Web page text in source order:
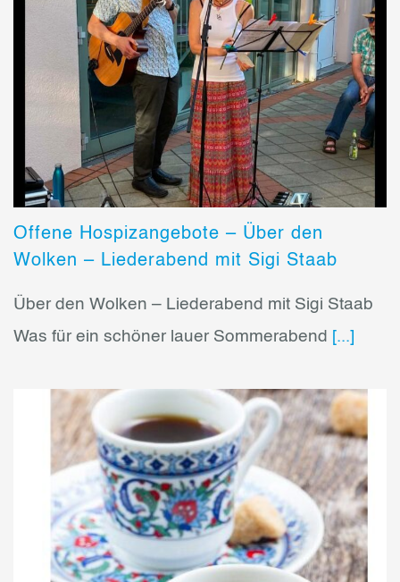
Offene Hospizangebote – Über den
Wolken – Liederabend mit Sigi Staab
Über den Wolken – Liederabend mit Sigi Staab
Was für ein schöner lauer Sommerabend [...]